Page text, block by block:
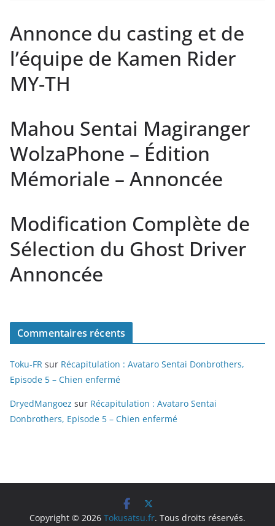
Annonce du casting et de
l’équipe de Kamen Rider
MY-TH
Mahou Sentai Magiranger
WolzaPhone – Édition
Mémoriale – Annoncée
Modification Complète de
Sélection du Ghost Driver
Annoncée
Commentaires récents
Toku-FR sur Récapitulation : Avataro Sentai Donbrothers,
Episode 5 – Chien enfermé
DryedMangoez sur Récapitulation : Avataro Sentai
Donbrothers, Episode 5 – Chien enfermé
Copyright © 2026 Tokusatsu.fr. Tous droits réservés.